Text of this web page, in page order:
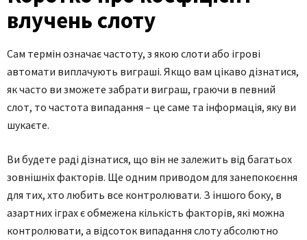
влучень слоту
Сам термін означає частоту, з якою слоти або ігрові
автомати виплачують виграші. Якщо вам цікаво дізнатися,
як часто ви зможете забрати виграш, граючи в певний
слот, то частота випадання – це саме та інформація, яку ви
шукаєте.
Ви будете раді дізнатися, що він не залежить від багатьох
зовнішніх факторів. Ще одним приводом для занепокоєння
для тих, хто любить все контролювати. З іншого боку, в
азартних іграх є обмежена кількість факторів, які можна
контролювати, а відсоток випадання слоту абсолютно